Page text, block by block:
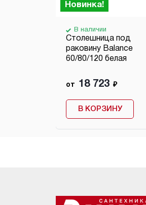
Новинка!
В наличии
Столешница под
раковину Balance
60/80/120 белая
от 18 723 ₽
В КОРЗИНУ